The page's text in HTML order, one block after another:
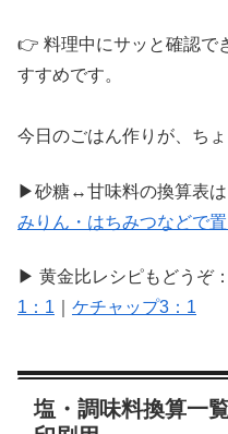
👉 料理中にサッと確認で
すすめです。
今日のごはん作りが、ち
▶砂糖↔甘味料の換算表は
みりん・はちみつなどで置
▶ 黄金比レシピもどうぞ：
1：1
ケチャップ3：1
塩・調味料換算一